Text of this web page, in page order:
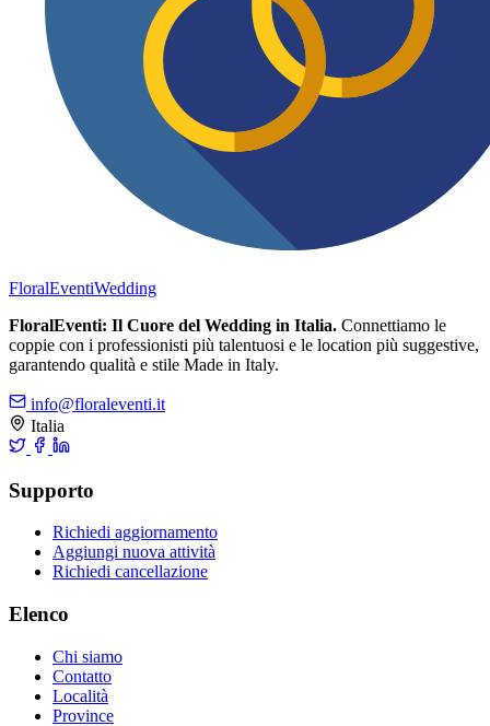
FloralEventiWedding
FloralEventi: Il Cuore del Wedding in Italia. Connettiamo le
coppie con i professionisti più talentuosi e le location più suggestive,
garantendo qualità e stile Made in Italy.
info@floraleventi.it
Italia
Supporto
Richiedi aggiornamento
Aggiungi nuova attività
Richiedi cancellazione
Elenco
Chi siamo
Contatto
Località
Province